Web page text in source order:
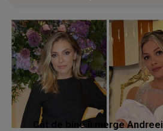
Cât de bine îi merge Andreei